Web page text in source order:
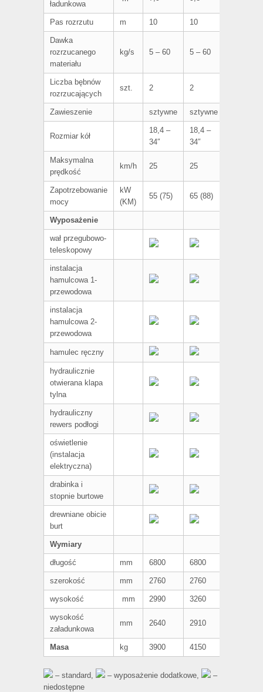
ładunkowa
Pas rozrzutu m 10 10
Dawka
rozrzucanego
materiału
kg/s 5 – 60 5 – 60
Liczba bębnów
rozrzucających
szt. 2 2
Zawieszenie sztywne sztywne
Rozmiar kół
18,4 –
34″
18,4 –
34″
Maksymalna
prędkość
km/h 25 25
Zapotrzebowanie
mocy
kW
(KM)
55 (75) 65 (88)
Wyposażenie
wał przegubowo-
teleskopowy
instalacja
hamulcowa 1-
przewodowa
instalacja
hamulcowa 2-
przewodowa
hamulec ręczny
hydraulicznie
otwierana klapa
tylna
hydrauliczny
rewers podłogi
oświetlenie
(instalacja
elektryczna)
drabinka i
stopnie burtowe
drewniane obicie
burt
Wymiary
długość mm 6800 6800
szerokość mm 2760 2760
wysokość mm 2990 3260
wysokość
załadunkowa
mm 2640 2910
Masa kg 3900 4150
– standard, – wyposażenie dodatkowe,
–
niedostępne